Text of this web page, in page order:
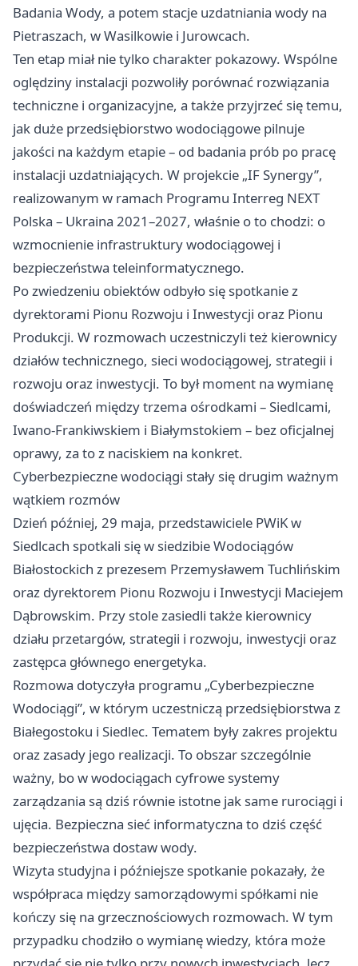
Badania Wody, a potem stacje uzdatniania wody na
Pietraszach, w Wasilkowie i Jurowcach.
Ten etap miał nie tylko charakter pokazowy. Wspólne
oględziny instalacji pozwoliły porównać rozwiązania
techniczne i organizacyjne, a także przyjrzeć się temu,
jak duże przedsiębiorstwo wodociągowe pilnuje
jakości na każdym etapie – od badania prób po pracę
instalacji uzdatniających. W projekcie „IF Synergy”,
realizowanym w ramach Programu Interreg NEXT
Polska – Ukraina 2021–2027, właśnie o to chodzi: o
wzmocnienie infrastruktury wodociągowej i
bezpieczeństwa teleinformatycznego.
Po zwiedzeniu obiektów odbyło się spotkanie z
dyrektorami Pionu Rozwoju i Inwestycji oraz Pionu
Produkcji. W rozmowach uczestniczyli też kierownicy
działów technicznego, sieci wodociągowej, strategii i
rozwoju oraz inwestycji. To był moment na wymianę
doświadczeń między trzema ośrodkami – Siedlcami,
Iwano-Frankiwskiem i Białymstokiem – bez oficjalnej
oprawy, za to z naciskiem na konkret.
Cyberbezpieczne wodociągi stały się drugim ważnym
wątkiem rozmów
Dzień później, 29 maja, przedstawiciele PWiK w
Siedlcach spotkali się w siedzibie Wodociągów
Białostockich z prezesem Przemysławem Tuchlińskim
oraz dyrektorem Pionu Rozwoju i Inwestycji Maciejem
Dąbrowskim. Przy stole zasiedli także kierownicy
działu przetargów, strategii i rozwoju, inwestycji oraz
zastępca głównego energetyka.
Rozmowa dotyczyła programu „Cyberbezpieczne
Wodociągi”, w którym uczestniczą przedsiębiorstwa z
Białegostoku i Siedlec. Tematem były zakres projektu
oraz zasady jego realizacji. To obszar szczególnie
ważny, bo w wodociągach cyfrowe systemy
zarządzania są dziś równie istotne jak same rurociągi i
ujęcia. Bezpieczna sieć informatyczna to dziś część
bezpieczeństwa dostaw wody.
Wizyta studyjna i późniejsze spotkanie pokazały, że
współpraca między samorządowymi spółkami nie
kończy się na grzecznościowych rozmowach. W tym
przypadku chodziło o wymianę wiedzy, która może